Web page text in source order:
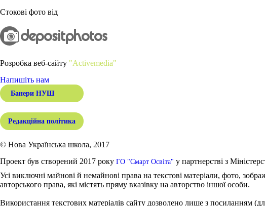
Стокові фото від
Розробка веб-сайту "Activemedia"
Напишіть нам
Банери НУШ
Редакційна політика
© Нова Українська школа, 2017
Проект був створений 2017 року ГО "Смарт Освіта" у партнерстві з
Усі виключні майнові й немайнові права на текстові матеріали, фото,
авторського права, які містять пряму вказівку на авторство іншої особи.
Використання текстових матеріалів сайту дозволено лише з посиланням